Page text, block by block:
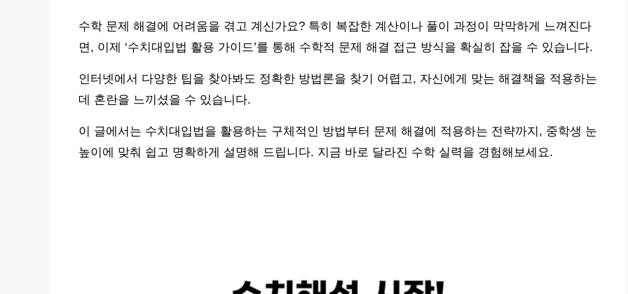
수학 문제 해결에 어려움을 겪고 계신가요? 특히 복잡한 계산이나 풀이 과정이 막막하게 느껴진다
면, 이제 ‘수치대입법 활용 가이드’를 통해 수학적 문제 해결 접근 방식을 확실히 잡을 수 있습니다.
인터넷에서 다양한 팁을 찾아봐도 정확한 방법론을 찾기 어렵고, 자신에게 맞는 해결책을 적용하는
데 혼란을 느끼셨을 수 있습니다.
이 글에서는 수치대입법을 활용하는 구체적인 방법부터 문제 해결에 적용하는 전략까지, 중학생 눈
높이에 맞춰 쉽고 명확하게 설명해 드립니다. 지금 바로 달라진 수학 실력을 경험해보세요.